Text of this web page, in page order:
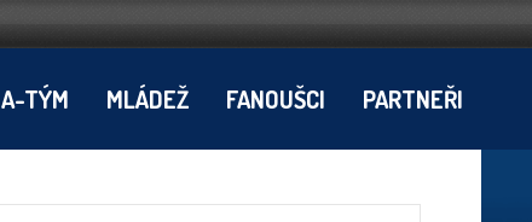
A-TÝM MLÁDEŽ FANOUŠCI PARTNEŘI